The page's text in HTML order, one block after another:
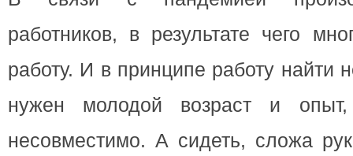
работников, в результате чего
работу. И в принципе работу найти
нужен молодой возраст и
несовместимо. А сидеть, сложа